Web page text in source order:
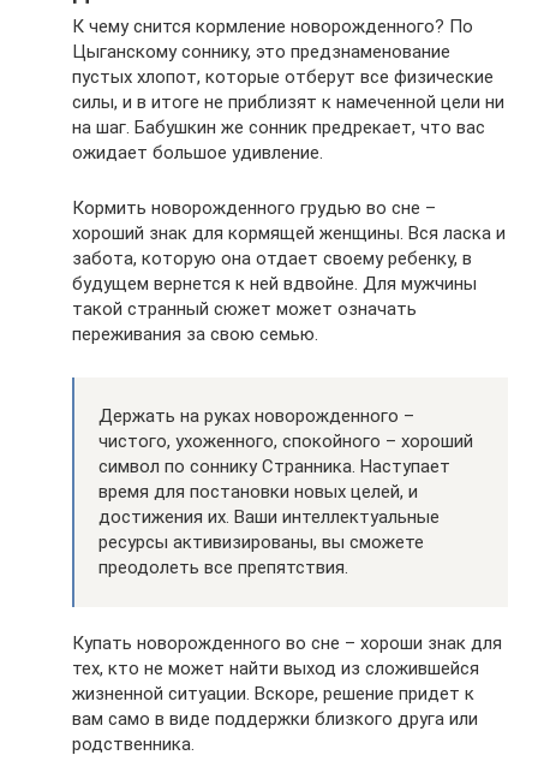
К чему снится кормление новорожденного? По
Цыганскому соннику, это предзнаменование
пустых хлопот, которые отберут все физические
силы, и в итоге не приблизят к намеченной цели ни
на шаг. Бабушкин же сонник предрекает, что вас
ожидает большое удивление.
Кормить новорожденного грудью во сне –
хороший знак для кормящей женщины. Вся ласка и
забота, которую она отдает своему ребенку, в
будущем вернется к ней вдвойне. Для мужчины
такой странный сюжет может означать
переживания за свою семью.
Держать на руках новорожденного –
чистого, ухоженного, спокойного – хороший
символ по соннику Странника. Наступает
время для постановки новых целей, и
достижения их. Ваши интеллектуальные
ресурсы активизированы, вы сможете
преодолеть все препятствия.
Купать новорожденного во сне – хороши знак для
тех, кто не может найти выход из сложившейся
жизненной ситуации. Вскоре, решение придет к
вам само в виде поддержки близкого друга или
родственника.